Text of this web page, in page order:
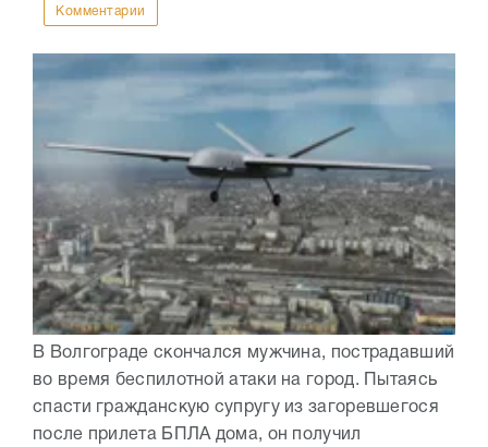
Комментарии
В Волгограде скончался мужчина, пострадавший
во время беспилотной атаки на город. Пытаясь
спасти гражданскую супругу из загоревшегося
после прилета БПЛА дома, он получил